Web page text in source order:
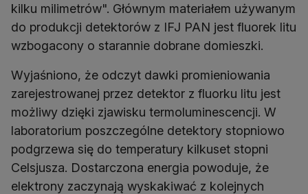
kilku milimetrów". Głównym materiałem używanym
do produkcji detektorów z IFJ PAN jest fluorek litu
wzbogacony o starannie dobrane domieszki.
Wyjaśniono, że odczyt dawki promieniowania
zarejestrowanej przez detektor z fluorku litu jest
możliwy dzięki zjawisku termoluminescencji. W
laboratorium poszczególne detektory stopniowo
podgrzewa się do temperatury kilkuset stopni
Celsjusza. Dostarczona energia powoduje, że
elektrony zaczynają wyskakiwać z kolejnych